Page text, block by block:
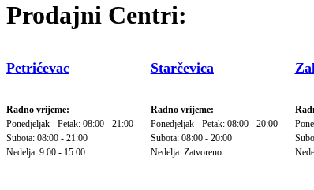
Prodajni Centri:
Petrićevac
Radno vrijeme:
Ponedjeljak - Petak: 08:00 - 21:00
Subota: 08:00 - 21:00
Nedelja: 9:00 - 15:00
Starčevica
Radno vrijeme:
Ponedjeljak - Petak: 08:00 - 20:00
Subota: 08:00 - 20:00
Nedelja: Zatvoreno